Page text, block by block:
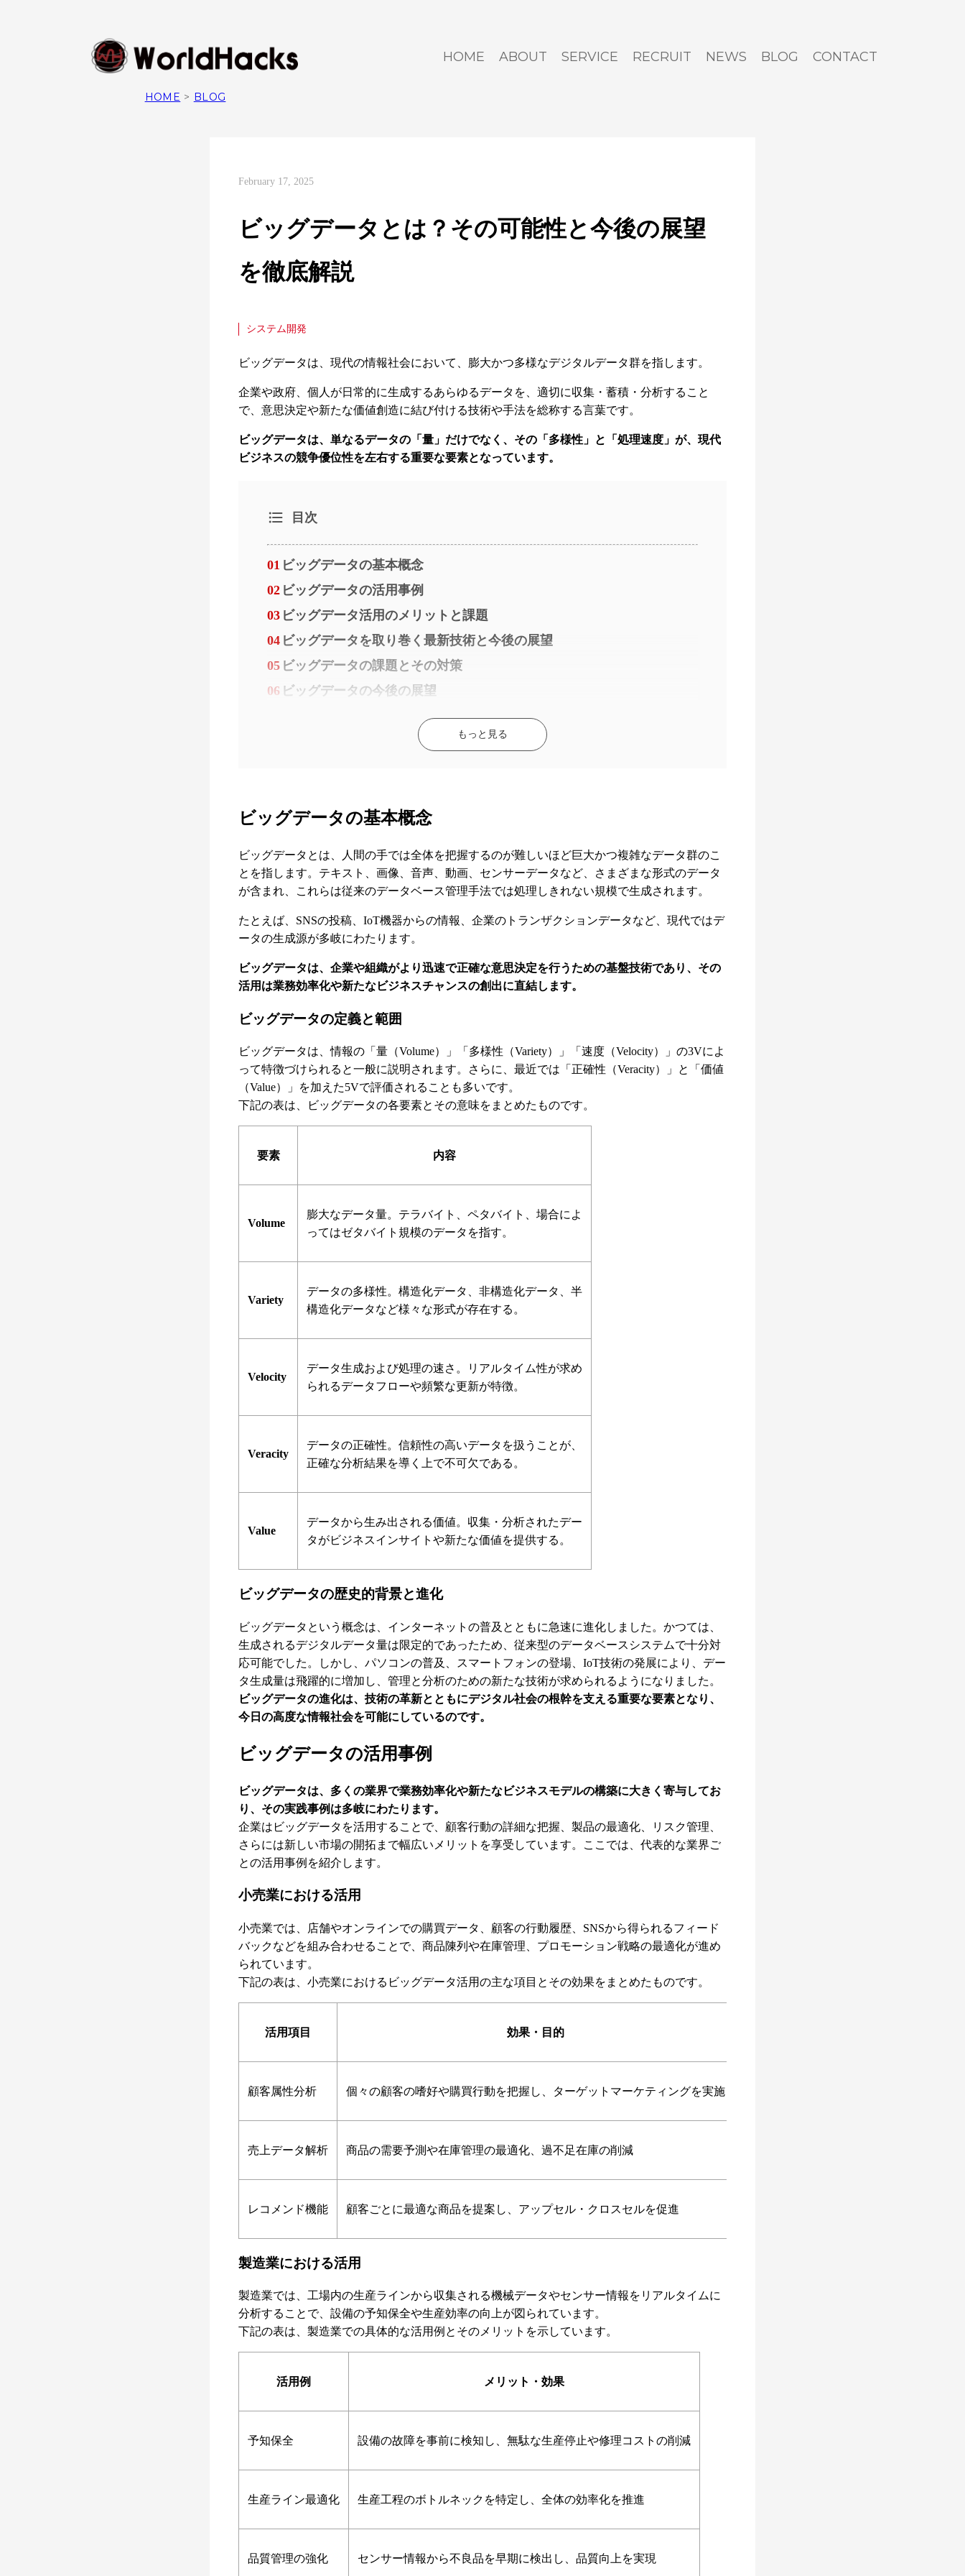
HOME ABOUT SERVICE RECRUIT NEWS BLOG CONTACT
HOME > BLOG
February 17, 2025
ビッグデータとは？その可能性と今後の展望
を徹底解説
システム開発
ビッグデータは、現代の情報社会において、膨大かつ多様なデジタルデータ群を指します。
企業や政府、個人が日常的に生成するあらゆるデータを、適切に収集・蓄積・分析すること
で、意思決定や新たな価値創造に結び付ける技術や手法を総称する言葉です。
ビッグデータは、単なるデータの「量」だけでなく、その「多様性」と「処理速度」が、現代
ビジネスの競争優位性を左右する重要な要素となっています。
目次
01 ビッグデータの基本概念
02 ビッグデータの活用事例
03 ビッグデータ活用のメリットと課題
04 ビッグデータを取り巻く最新技術と今後の展望
05 ビッグデータの課題とその対策
06 ビッグデータの今後の展望
もっと見る
ビッグデータの基本概念
ビッグデータとは、人間の手では全体を把握するのが難しいほど巨大かつ複雑なデータ群のこ
とを指します。テキスト、画像、音声、動画、センサーデータなど、さまざまな形式のデータ
が含まれ、これらは従来のデータベース管理手法では処理しきれない規模で生成されます。
たとえば、SNSの投稿、IoT機器からの情報、企業のトランザクションデータなど、現代ではデ
ータの生成源が多岐にわたります。
ビッグデータは、企業や組織がより迅速で正確な意思決定を行うための基盤技術であり、その
活用は業務効率化や新たなビジネスチャンスの創出に直結します。
ビッグデータの定義と範囲
ビッグデータは、情報の「量（Volume）」「多様性（Variety）」「速度（Velocity）」の3Vによ
って特徴づけられると一般に説明されます。さらに、最近では「正確性（Veracity）」と「価値
（Value）」を加えた5Vで評価されることも多いです。
下記の表は、ビッグデータの各要素とその意味をまとめたものです。
要素 内容
Volume
膨大なデータ量。テラバイト、ペタバイト、場合によ
ってはゼタバイト規模のデータを指す。
Variety
データの多様性。構造化データ、非構造化データ、半
構造化データなど様々な形式が存在する。
Velocity
データ生成および処理の速さ。リアルタイム性が求め
られるデータフローや頻繁な更新が特徴。
Veracity
データの正確性。信頼性の高いデータを扱うことが、
正確な分析結果を導く上で不可欠である。
Value
データから生み出される価値。収集・分析されたデー
タがビジネスインサイトや新たな価値を提供する。
ビッグデータの歴史的背景と進化
ビッグデータという概念は、インターネットの普及とともに急速に進化しました。かつては、
生成されるデジタルデータ量は限定的であったため、従来型のデータベースシステムで十分対
応可能でした。しかし、パソコンの普及、スマートフォンの登場、IoT技術の発展により、デー
タ生成量は飛躍的に増加し、管理と分析のための新たな技術が求められるようになりました。
ビッグデータの進化は、技術の革新とともにデジタル社会の根幹を支える重要な要素となり、
今日の高度な情報社会を可能にしているのです。
ビッグデータの活用事例
ビッグデータは、多くの業界で業務効率化や新たなビジネスモデルの構築に大きく寄与してお
り、その実践事例は多岐にわたります。
企業はビッグデータを活用することで、顧客行動の詳細な把握、製品の最適化、リスク管理、
さらには新しい市場の開拓まで幅広いメリットを享受しています。ここでは、代表的な業界ご
との活用事例を紹介します。
小売業における活用
小売業では、店舗やオンラインでの購買データ、顧客の行動履歴、SNSから得られるフィード
バックなどを組み合わせることで、商品陳列や在庫管理、プロモーション戦略の最適化が進め
られています。
下記の表は、小売業におけるビッグデータ活用の主な項目とその効果をまとめたものです。
活用項目 効果・目的
顧客属性分析 個々の顧客の嗜好や購買行動を把握し、ターゲットマーケティングを実施
売上データ解析 商品の需要予測や在庫管理の最適化、過不足在庫の削減
レコメンド機能 顧客ごとに最適な商品を提案し、アップセル・クロスセルを促進
製造業における活用
製造業では、工場内の生産ラインから収集される機械データやセンサー情報をリアルタイムに
分析することで、設備の予知保全や生産効率の向上が図られています。
下記の表は、製造業での具体的な活用例とそのメリットを示しています。
活用例 メリット・効果
予知保全 設備の故障を事前に検知し、無駄な生産停止や修理コストの削減
生産ライン最適化 生産工程のボトルネックを特定し、全体の効率化を推進
品質管理の強化 センサー情報から不良品を早期に検出し、品質向上を実現